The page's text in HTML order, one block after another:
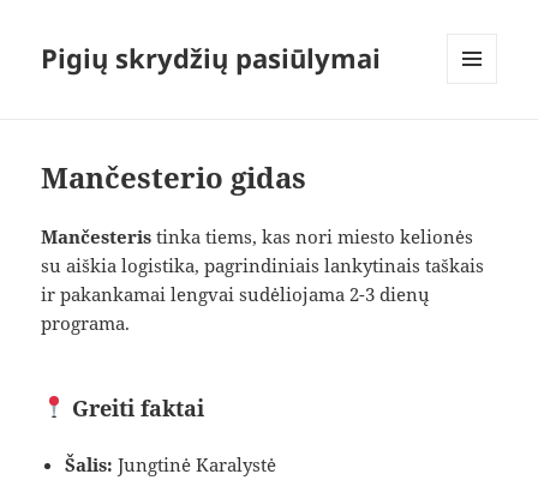
Pigių skrydžių pasiūlymai
Mančesterio gidas
Mančesteris tinka tiems, kas nori miesto kelionės
su aiškia logistika, pagrindiniais lankytinais taškais
ir pakankamai lengvai sudėliojama 2-3 dienų
programa.
Greiti faktai
Šalis: Jungtinė Karalystė